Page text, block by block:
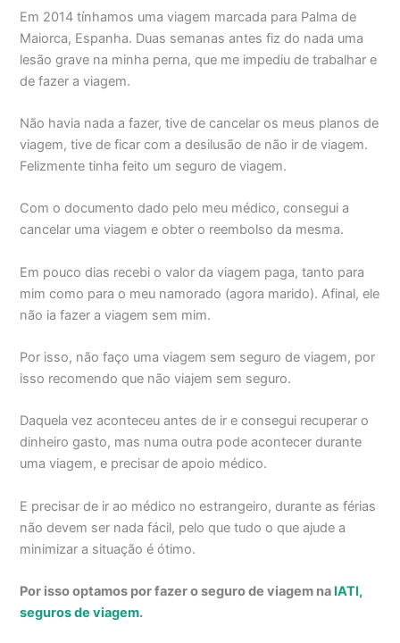
Em 2014 tínhamos uma viagem marcada para Palma de
Maiorca, Espanha. Duas semanas antes fiz do nada uma
lesão grave na minha perna, que me impediu de trabalhar e
de fazer a viagem.
Não havia nada a fazer, tive de cancelar os meus planos de
viagem, tive de ficar com a desilusão de não ir de viagem.
Felizmente tinha feito um seguro de viagem.
Com o documento dado pelo meu médico, consegui a
cancelar uma viagem e obter o reembolso da mesma.
Em pouco dias recebi o valor da viagem paga, tanto para
mim como para o meu namorado (agora marido). Afinal, ele
não ia fazer a viagem sem mim.
Por isso, não faço uma viagem sem seguro de viagem, por
isso recomendo que não viajem sem seguro.
Daquela vez aconteceu antes de ir e consegui recuperar o
dinheiro gasto, mas numa outra pode acontecer durante
uma viagem, e precisar de apoio médico.
E precisar de ir ao médico no estrangeiro, durante as férias
não devem ser nada fácil, pelo que tudo o que ajude a
minimizar a situação é ótimo.
Por isso optamos por fazer o seguro de viagem na IATI,
seguros de viagem.